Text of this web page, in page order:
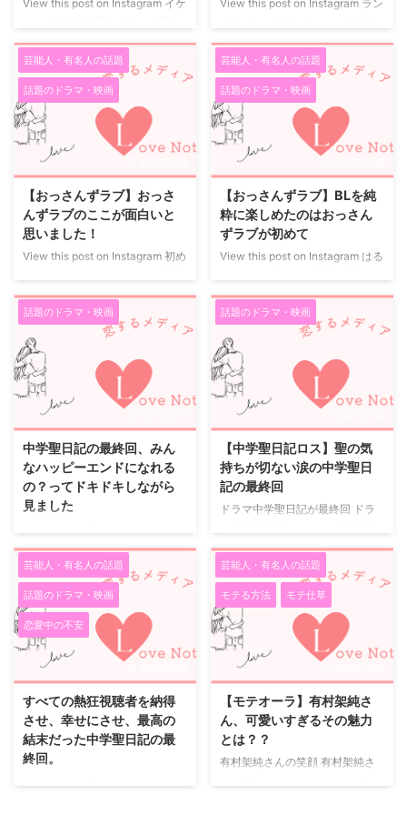
任派で ...
View this post on Instagram イケ
ライバルは #林遣都 #まさに #未
曾有の #モテ期到来 #おっさんず
ラブ #4月21日スタート #いよい
よ明日
#田中圭 #林遣都 #吉田
鋼太郎 #放送開始まであと1日
【公式】おっさんずラブ?ドラマ
アカウントさん(@ossanslove)が
シェアした投稿 - 2018年 4月月
19日午後7時06分PDT おっさん
ずラブの牧を演じる林遣都君 お
っさんずラブというと主演の春田
を演じる田中圭や、部長役を演じ
る吉田 ...
View this post on Instagram ラン
の唐揚げをあまりに美味しそうに
食べるので、皆さまにもおすそ分
け? #でも #部長の手作り弁当と
#牧ごはん #両方食べられるのは
#この地球上で #はるたんだけ #
おっさんずラブ 【公式】おっさ
んずラブ?ドラマアカウントさん
(@ossanslove)がシェアした投稿
- 2018年 5月月1日午後7時47分
PDT おっさんずラブで初めて見
かけた主人公を演じる田中圭さ
ん。 主役なのにぜんぜん格好良
くないと思いきや、非 ...
芸能人・有名人の話題
話題のドラマ・映画
【おっさんずラブ】おっさ
んずラブのここが面白いと
思いました！
View this post on Instagram 初め
していました。劇中では部長の不
意打ち自撮り攻撃に戸惑うはるた
んでしたが、撮影中の田中圭さん
は心なしか嬉しそうなご様子でし
た? #はるたん #部長 #初めての2
ショット #撮影風景をこっそり盗
撮 #連写しちゃったので #全部載
せちゃいます #田中圭 #吉田鋼太
っさんずラブ?ドラマアカウント
さん(@ossanslove)がシェアした
投稿 - 2018年 4月月28日午後9時
43分PDT お ...
芸能人・有名人の話題
話題のドラマ・映画
【おっさんずラブ】BLを純
粋に楽しめたのはおっさん
ずラブが初めて
View this post on Instagram はる
のが遅かった幼馴染同士。伝えた
い気持ちがあるなら、今伝えなき
ゃ? #田中圭 #内田理央 #おっさ
んずラブ 【公式】おっさんずラ
ブ?ドラマアカウントさん
(@ossanslove)がシェアした投稿
- 2018年 6月月2日午後9時37分
PDT おっさんずラブを見始めた
たが人気が高く、年末には特番で
再放送されるほど大ブレイクを果
たしたおっさんずラブ。 もとも
とおっさんずラブを見始めたきっ
話題のドラマ・映画
中学聖日記の最終回、みん
なハッピーエンドになれる
の？ってドキドキしながら
見ました
る二人 お互い好き同士でも、聖
のしてきたことは間違っているこ
と、そう思いつつも何だか応援せ
ずにはいられませんでした。 聖
がしていることは大人として間違
っていることは確かです。 気持
ちに流されても、大人だというの
なら越えてはいけない一線があり
ますよね。 二人がハッピーエン
ドで終るのかとても気になりまし
た。 母親からみた二人 母親から
したら、若い女教師が可愛い息子
を誘惑した！なんて事実は許せま
話題のドラマ・映画
【中学聖日記ロス】聖の気
持ちが切ない涙の中学聖日
記の最終回
ドラマ中学聖日記が最終回 ドラ
迎えました。 中学聖日記の最終
回は、視聴者の大半が聖と晶のも
とがしい関係がハッピーエンドと
なる事を待っていたと思います。
私が、聖ならこんなに惹かれた好
きな人を忘れて次のステップに！
なんて絶対にすぐ出来ないなと思
いました。 晶に親に反対された
んて思いながら、始まりから終わ
りまで、一気に楽しめる内容でし
た。 しかも涙無しには見れませ
ん。 ここからは、ネタバレ ここ
芸能人・有名人の話題
話題のドラマ・映画
恋愛中の不安
すべての熱狂視聴者を納得
させ、幸せにさせ、最高の
結末だった中学聖日記の最
終回。
芸能人・有名人の話題
モテる方法 モテ仕草
【モテオーラ】有村架純さ
ん、可愛いすぎるその魅力
とは？？
有村架純さんの笑顔 有村架純さ